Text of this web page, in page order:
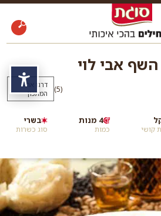
אבי לוי
(5
)
דרגו את
המתכון
קושי כמות
4 מנות
סוג כשרות
בשרי